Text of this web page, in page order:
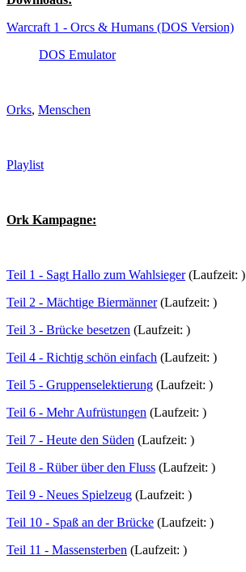
Warcraft 1 - Orcs & Humans (DOS Version)
DOS Emulator
Orks, Menschen
Playlist
Ork Kampagne:
Teil 1 - Sagt Hallo zum Wahlsieger(Laufzeit: )
Teil 2 - Mächtige Biermänner(Laufzeit: )
Teil 3 - Brücke besetzen (Laufzeit: )
Teil 4 - Richtig schön einfach (Laufzeit: )
Teil 5 - Gruppenselektierung (Laufzeit: )
Teil 6 - Mehr Aufrüstungen (Laufzeit: )
Teil 7 - Heute den Süden (Laufzeit: )
Teil 8 - Rüber über den Fluss (Laufzeit: )
Teil 9 - Neues Spielzeug (Laufzeit: )
Teil 10 - Spaß an der Brücke (Laufzeit: )
Teil 11 - Massensterben (Laufzeit: )